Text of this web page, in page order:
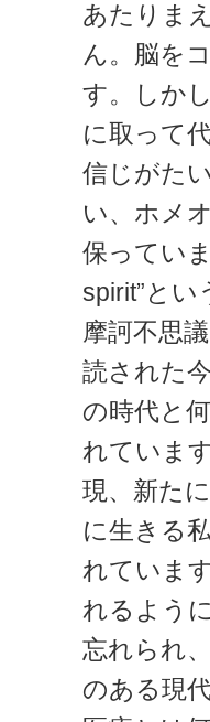
あたりま
ん。脳を
す。しか
に取って
信じがた
い、ホメ
保ってい
spirit”と
摩訶不思
読された
の時代と
れていま
現、新た
に生きる
れていま
れるよう
忘れられ
のある現